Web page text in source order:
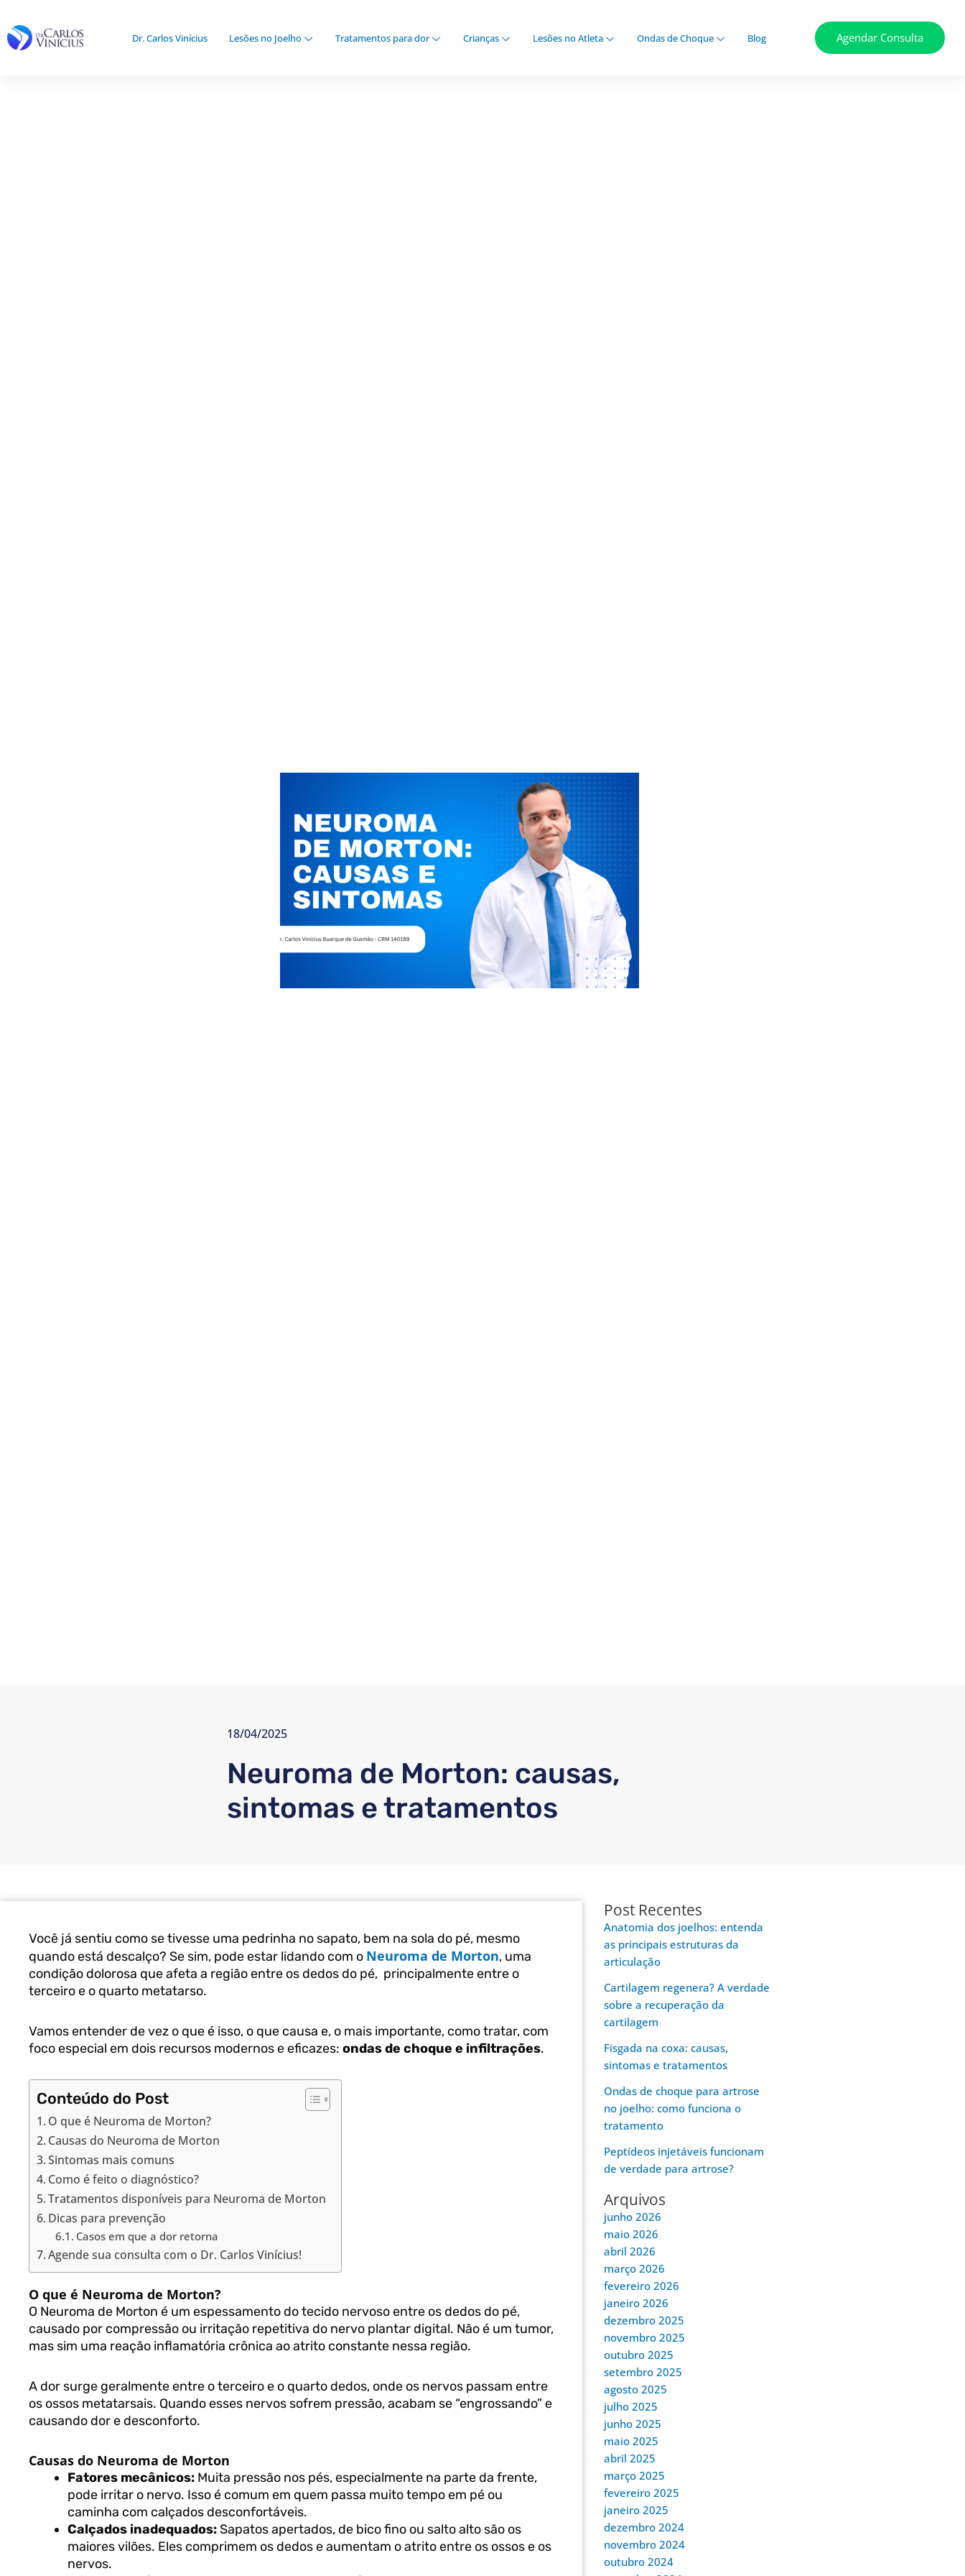
para
Dr. Carlos Vinícius Lesões no Joelho Tratamentos para dor Crianças Lesões no Atleta Ondas de Choque Blog Agendar Consulta
18/04/2025
Neuroma de Morton: causas,
sintomas e tratamentos
Você já sentiu como se tivesse uma pedrinha no sapato, bem na sola do pé, mesmo
quando está descalço? Se sim, pode estar lidando com o Neuroma de Morton, uma
condição dolorosa que afeta a região entre os dedos do pé, principalmente entre o
terceiro e o quarto metatarso.
Vamos entender de vez o que é isso, o que causa e, o mais importante, como tratar, com
foco especial em dois recursos modernos e eficazes: ondas de choque e infiltrações.
Conteúdo do Post
O que é Neuroma de Morton?
Causas do Neuroma de Morton
Sintomas mais comuns
Como é feito o diagnóstico?
Tratamentos disponíveis para Neuroma de Morton
Dicas para prevenção
Casos em que a dor retorna
Agende sua consulta com o Dr. Carlos Vinícius!
O que é Neuroma de Morton?
O Neuroma de Morton é um espessamento do tecido nervoso entre os dedos do pé,
causado por compressão ou irritação repetitiva do nervo plantar digital. Não é um tumor,
mas sim uma reação inflamatória crônica ao atrito constante nessa região.
A dor surge geralmente entre o terceiro e o quarto dedos, onde os nervos passam entre
os ossos metatarsais. Quando esses nervos sofrem pressão, acabam se “engrossando” e
causando dor e desconforto.
Causas do Neuroma de Morton
Fatores mecânicos: Muita pressão nos pés, especialmente na parte da frente,
pode irritar o nervo. Isso é comum em quem passa muito tempo em pé ou
caminha com calçados desconfortáveis.
Calçados inadequados: Sapatos apertados, de bico fino ou salto alto são os
maiores vilões. Eles comprimem os dedos e aumentam o atrito entre os ossos e os
nervos.
Post Recentes
Anatomia dos joelhos: entenda
as principais estruturas da
articulação
Cartilagem regenera? A verdade
sobre a recuperação da
cartilagem
Fisgada na coxa: causas,
sintomas e tratamentos
Ondas de choque para artrose
no joelho: como funciona o
tratamento
Peptídeos injetáveis funcionam
de verdade para artrose?
Arquivos
junho 2026
maio 2026
abril 2026
março 2026
fevereiro 2026
janeiro 2026
dezembro 2025
novembro 2025
outubro 2025
setembro 2025
agosto 2025
julho 2025
junho 2025
maio 2025
abril 2025
março 2025
fevereiro 2025
janeiro 2025
dezembro 2024
novembro 2024
outubro 2024